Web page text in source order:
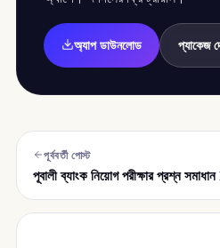
অ্যাপ ডাউনলোড প্যাকেজ
পূর্ববর্তী পোস্ট
পূবালী ব্যাংক নিয়োগ পরীক্ষার প্রশ্ন